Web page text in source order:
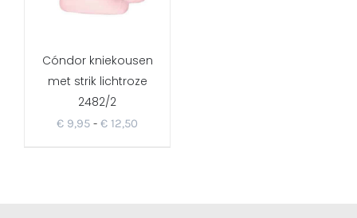
Cóndor kniekousen
met strik lichtroze
2482/2
€ 9,95 - € 12,50